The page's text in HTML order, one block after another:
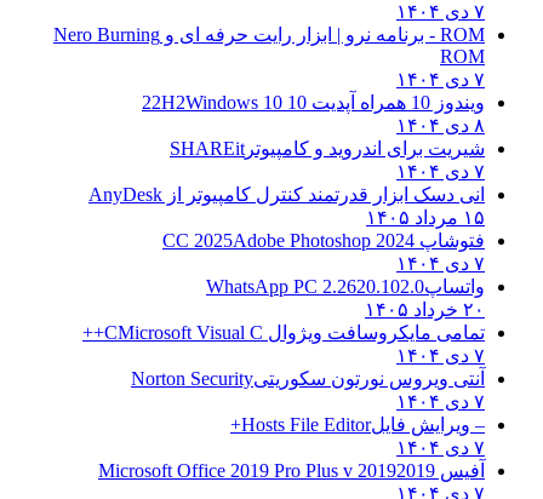
ROM - برنامه نرو | ابزار رایت حرفه ای و
Nero Burning
ROM
ویندوز 10 همراه آپدیت 10 22H2
Windows 10
شیریت برای اندروید و کامپیوترSHAREit
انی دسک ابزار قدرتمند کنترل کامپیوتر ازAnyDesk
۱۵ مرداد ۱۴۰۵
فتوشاپ CC 2025Adobe Photoshop 2024
واتساپWhatsApp PC 2.2620.102.0
۲۰ خرداد ۱۴۰۵
تمامی مایکروسافت ویژوال C Microsoft Visual C++
آنتی ویروس نورتون سکوریتیNorton Security
– ویرایش فایلHosts File Editor+
آفیس 2019 2019 Microsoft Office 2019 Pro Plus v